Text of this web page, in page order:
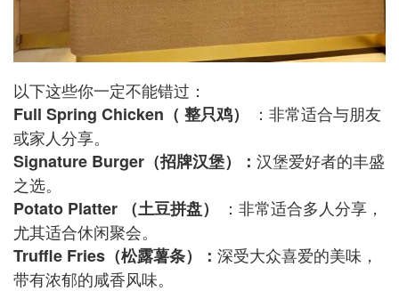
以下这些你一定不能错过：
Full Spring Chicken（ 整只鸡）
：非常适合与朋友
或家人分享。
Signature Burger（招牌汉堡）： 汉堡爱好者的丰盛
之选。
Potato Platter （土豆拼盘）
：非常适合多人分享，
尤其适合休闲聚会。
Truffle Fries（松露薯条）： 深受大众喜爱的美味，
带有浓郁的咸香风味。